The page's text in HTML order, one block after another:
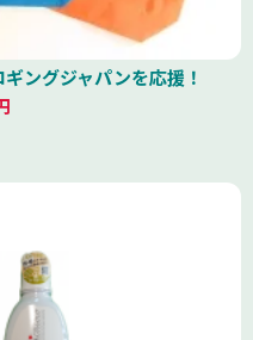
ングジャパンを応援！